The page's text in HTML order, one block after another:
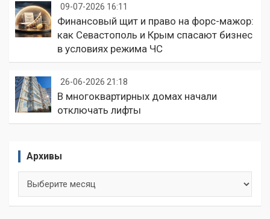
09-07-2026 16:11
Финансовый щит и право на форс-мажор:
как Севастополь и Крым спасают бизнес
в условиях режима ЧС
26-06-2026 21:18
В многоквартирных домах начали
отключать лифты
Архивы